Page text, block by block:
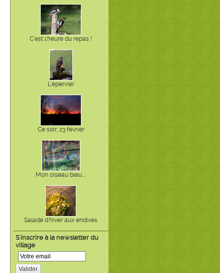
C'est l'heure du repas !
L'épervier
Ce soir, 23 février
Mon oiseau bleu....
Salade d'hiver aux endives
S'inscrire à la newsletter du
village
Valider